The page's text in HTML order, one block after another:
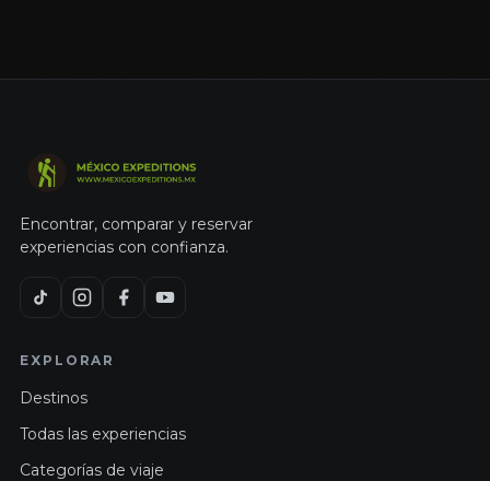
Encontrar, comparar y reservar
experiencias con confianza.
EXPLORAR
Destinos
Todas las experiencias
Categorías de viaje